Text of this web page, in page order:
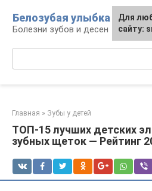
контенту
Белозубая улыбка
Болезни зубов и десен
Главная » Зубы у детей
ТОП-15 лучших детских
зубных щеток — Рейтинг
Для
сайту: